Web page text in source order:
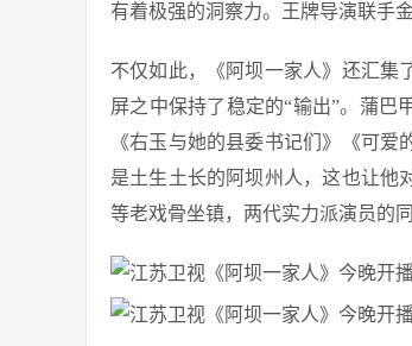
有着极强的洞察力。王牌导演联手
不仅如此，《阿坝一家人》还汇集
屏之中保持了稳定的“输出”。蒲巴
《右玉与她的县委书记们》《可
是土生土长的阿坝州人，这也让他
等老戏骨坐镇，两代实力派演员的